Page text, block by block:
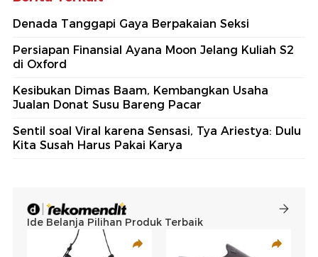
Denada Tanggapi Gaya Berpakaian Seksi
Persiapan Finansial Ayana Moon Jelang Kuliah S2
di Oxford
Kesibukan Dimas Baam, Kembangkan Usaha
Jualan Donat Susu Bareng Pacar
Sentil soal Viral karena Sensasi, Tya Ariestya: Dulu
Kita Susah Harus Pakai Karya